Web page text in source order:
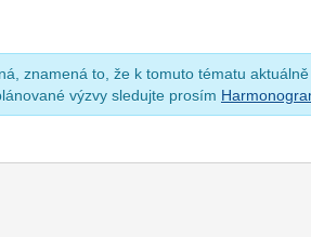
znamená to, že k tomuto tématu
výzvy sledujte prosím